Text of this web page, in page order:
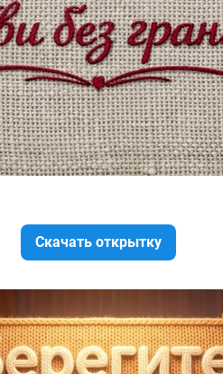
Скачать открытку